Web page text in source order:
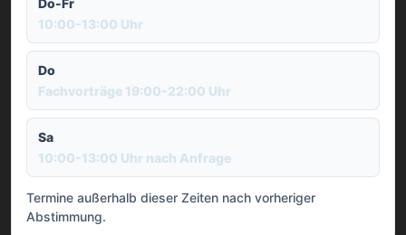
Do-Fr
10:00-13:00 Uhr
Do
Fachvorträge 19:00-22:00 Uhr
Sa
10:00-13:00 Uhr nach Anfrage
Termine außerhalb dieser Zeiten nach vorheriger
Abstimmung.